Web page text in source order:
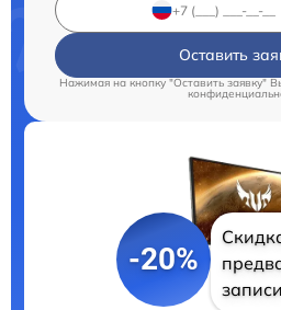
Оставить
Нажимая на кнопку "Оставить заявку"
-20%